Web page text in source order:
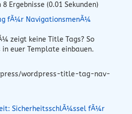
Ergebnisse (0.01 Sekunden)
fÃ¼r NavigationsmenÃ¼
zeigt keine Title Tags? So
euer Template einbauen.
wordpress-title-tag-nav-
SicherheitsschlÃ¼ssel fÃ¼r